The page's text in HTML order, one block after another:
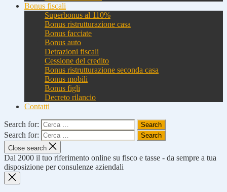
Bonus fiscali
Superbonus al 110%
Bonus ristrutturazione casa
Bonus facciate
Bonus auto
Detrazioni fiscali
Cessione del credito
Bonus ristrutturazione seconda casa
Bonus mobili
Bonus figli
Decreto rilancio
Contatti
Search for:
Search for:
Close search
Dal 2000 il tuo riferimento online su fisco e tasse - da sempre a tua
disposizione per consulenze aziendali